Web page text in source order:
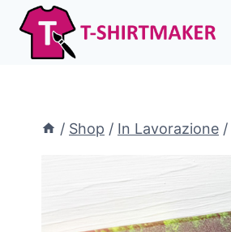
Salta
contenuto
/ Shop / In Lavorazione /